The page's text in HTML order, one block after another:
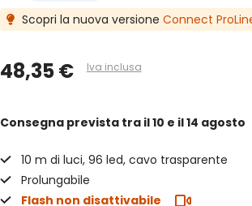
Scopri la nuova versione Connect
48,35 € Iva inclusa
Consegna prevista tra il 10 e il 14 agosto
10 m di luci, 96 led, cavo trasparente
Prolungabile
Flash non disattivabile